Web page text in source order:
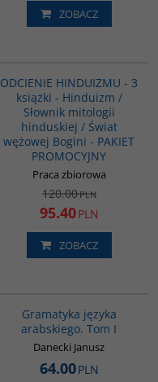
ZOBACZ
ODCIENIE HINDUIZMU - 3
książki - Hinduizm /
Słownik mitologii
hinduskiej / Świat
wężowej Bogini - PAKIET
PROMOCYJNY
Praca zbiorowa
120.00PLN
95.40PLN
ZOBACZ
Gramatyka języka
arabskiego. Tom I
Danecki Janusz
64.00PLN